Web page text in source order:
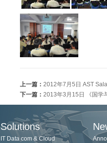
上一篇： 2012年7月5日 AST
下一篇： 2013年3月15日 《国学
Solutions
IT Data com & Cloud